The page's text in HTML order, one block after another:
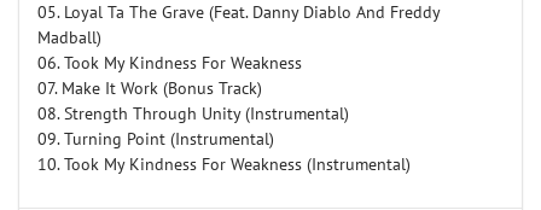
05. Loyal Ta The Grave (Feat. Danny Diablo And Freddy
Madball)
06. Took My Kindness For Weakness
07. Make It Work (Bonus Track)
08. Strength Through Unity (Instrumental)
09. Turning Point (Instrumental)
10. Took My Kindness For Weakness (Instrumental)